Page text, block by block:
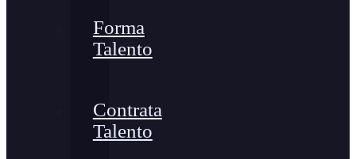
Forma
Talento
Contrata
Talento